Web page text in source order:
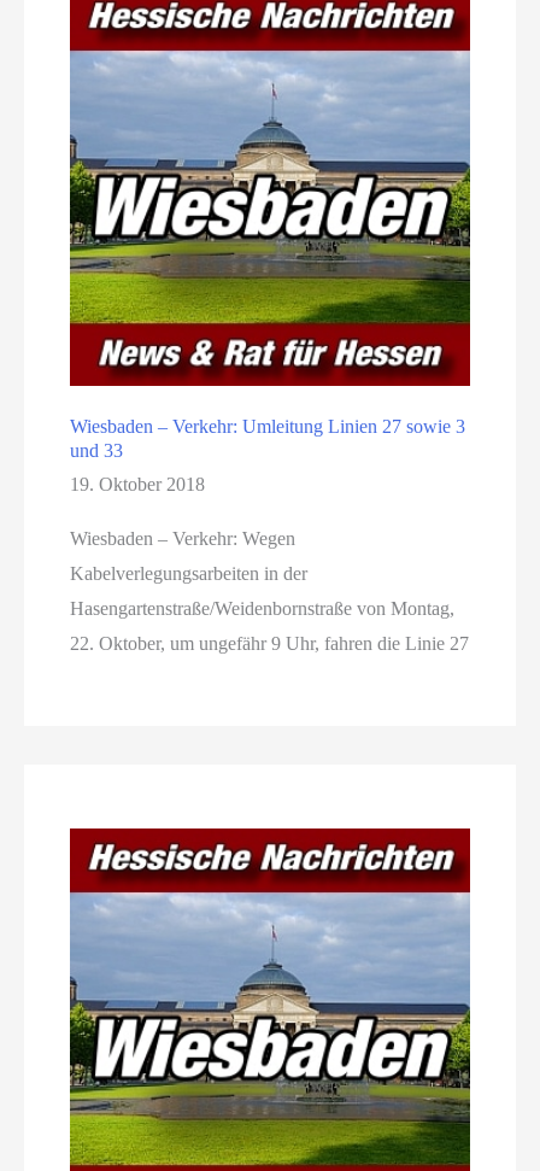
Wiesbaden – Verkehr: Umleitung Linien 27 sowie 3
und 33
19. Oktober 2018
Wiesbaden – Verkehr: Wegen
Kabelverlegungsarbeiten in der
Hasengartenstraße/Weidenbornstraße von Montag,
22. Oktober, um ungefähr 9 Uhr, fahren die Linie 27